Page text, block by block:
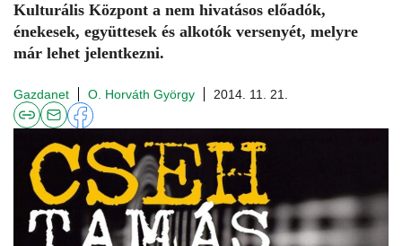
Kulturális Központ a nem hivatásos előadók,
énekesek, együttesek és alkotók versenyét, melyre
már lehet jelentkezni.
Gazdanet O. Horváth György 2014. 11. 21.